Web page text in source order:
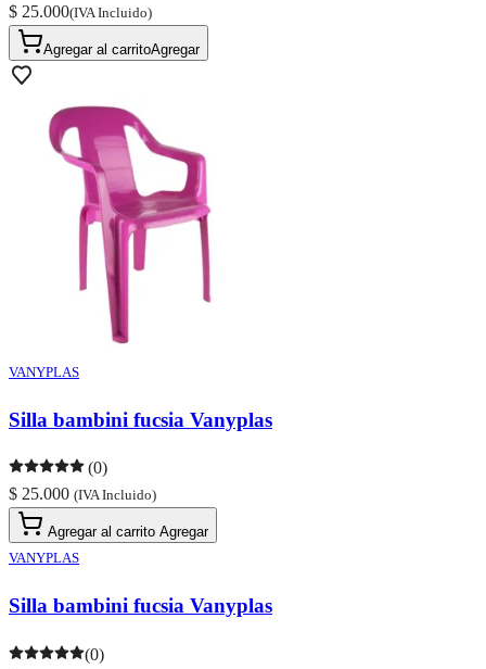
$ 25.000(IVA Incluido)
Agregar al carritoAgregar
VANYPLAS
Silla bambini fucsia Vanyplas
(0)
$ 25.000 (IVA Incluido)
Agregar al carrito Agregar
VANYPLAS
Silla bambini fucsia Vanyplas
(0)